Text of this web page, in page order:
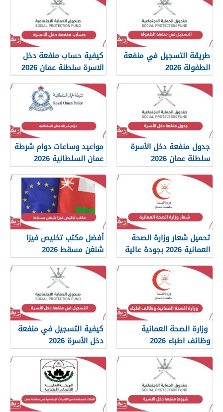
طريقة التسجيل في منفعة
الطفولة 2026
كيفية حساب منفعة دخل
الاسرة سلطنة عمان 2026
جدول منفعة دخل الأسرة
سلطنة عمان 2026
مواعيد وساعات دوام شرطة
عمان السلطانية 2026
تحميل شعار وزارة الصحة
العمانية 2026 بجودة عالية
png
أفضل مكتب تخليص فيزا
شنغن مسقط 2026
وزارة الصحة العمانية
وظائف اطباء 2026
كيفية التسجيل في منفعة
دخل الأسرة 2026